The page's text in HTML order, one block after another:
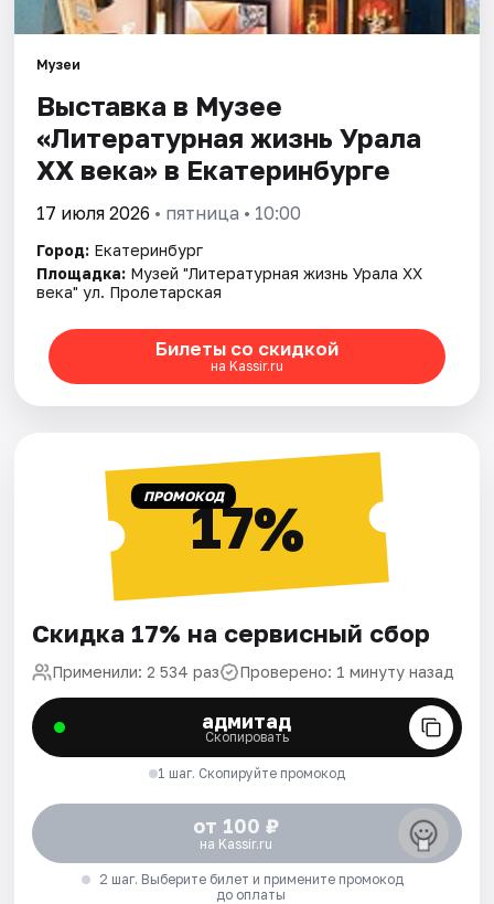
События
Города
Площадки
Артисты
Рейтинги
Музеи
Выставка в Музее
«Литературная жизнь Урала
ХХ века» в Екатеринбурге
17 июля 2026 • пятница • 10:00
Город: Екатеринбург
Площадка: Музей "Литературная жизнь Урала XX
века" ул. Пролетарская
Билеты со скидкой
на Kassir.ru
ПРОМОКОД17%
Скидка 17% на сервисный сбор
Применили: 2 534 раз Проверено: 1 минуту назад
адмитад
Скопировать
1 шаг. Скопируйте промокод
от 100 ₽
на Kassir.ru
2 шаг. Выберите билет и примените промокод
до оплаты